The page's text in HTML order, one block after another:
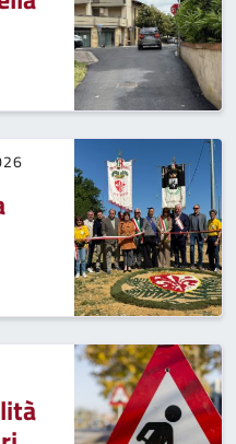
IN VIA DELLA
DI VEDUTE}